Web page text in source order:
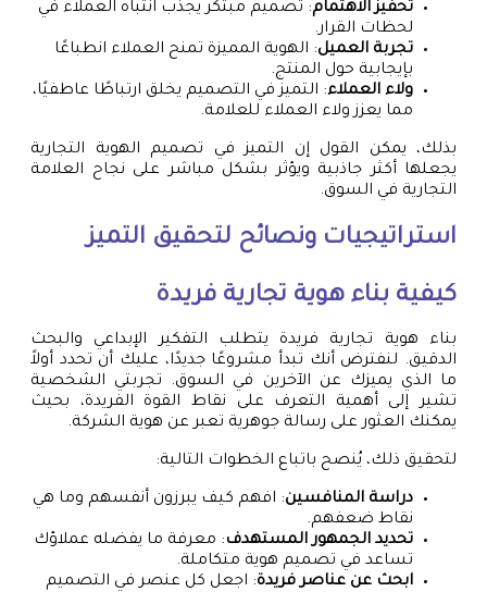
تحفيز الاهتمام: تصميم مبتكر يجذب انتباه العملاء في
لحظات القرار.
تجربة العميل: الهوية المميزة تمنح العملاء انطباعًا
بإيجابية حول المنتج.
ولاء العملاء: التميز في التصميم يخلق ارتباطًا عاطفيًا،
مما يعزز ولاء العملاء للعلامة.
بذلك، يمكن القول إن التميز في تصميم الهوية التجارية
يجعلها أكثر جاذبية ويؤثر بشكل مباشر على نجاح العلامة
التجارية في السوق.
استراتيجيات ونصائح لتحقيق التميز
كيفية بناء هوية تجارية فريدة
بناء هوية تجارية فريدة يتطلب التفكير الإبداعي والبحث
الدقيق. لنفترض أنك تبدأ مشروعًا جديدًا، عليك أن تحدد أولاً
ما الذي يميزك عن الآخرين في السوق. تجربتي الشخصية
تشير إلى أهمية التعرف على نقاط القوة الفريدة، بحيث
يمكنك العثور على رسالة جوهرية تعبر عن هوية الشركة.
لتحقيق ذلك، يُنصح باتباع الخطوات التالية:
دراسة المنافسين: افهم كيف يبرزون أنفسهم وما هي
نقاط ضعفهم.
تحديد الجمهور المستهدف: معرفة ما يفضله عملاؤك
تساعد في تصميم هوية متكاملة.
ابحث عن عناصر فريدة: اجعل كل عنصر في التصميم